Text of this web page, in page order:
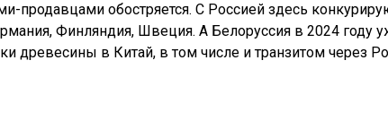
продавцами обостряется. С Россией здесь
Финляндия, Швеция. А Белоруссия в 2024 году
древесины в Китай, в том числе и транзитом через